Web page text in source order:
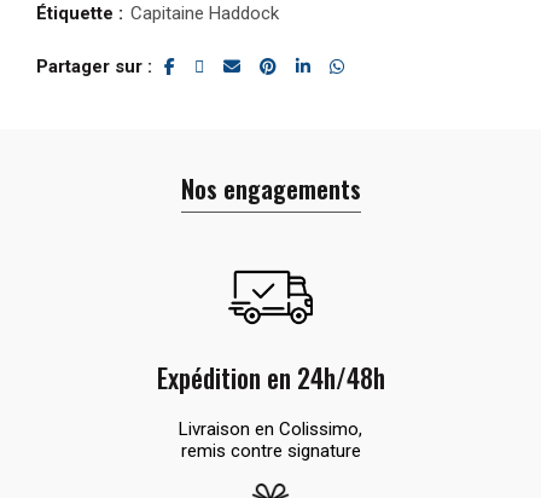
Étiquette : Capitaine Haddock
Partager sur
Nos engagements
Expédition en 24h/48h
Livraison en Colissimo,
remis contre signature